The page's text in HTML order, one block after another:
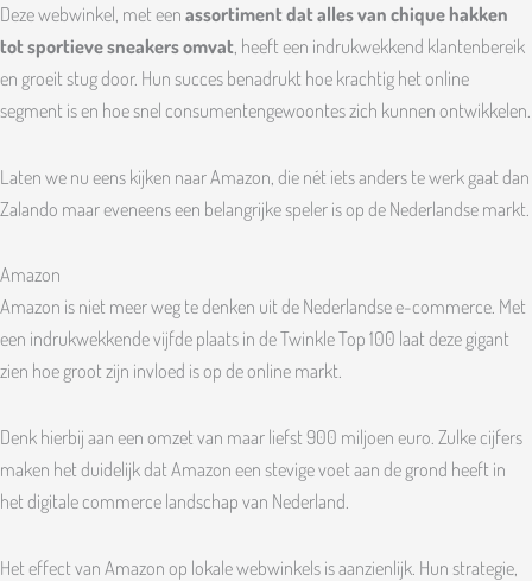
Deze webwinkel, met eenassortiment dat alles van chique hakken
tot sportieve sneakers omvat , heeft een indrukwekkend klantenbereik
en groeit stug door. Hun succes benadrukt hoe krachtig het online
segment is en hoe snel consumentengewoontes zich kunnen ontwikkelen.
Laten we nu eens kijken naar Amazon, die nét iets anders te werk gaat dan
Zalando maar eveneens een belangrijke speler is op de Nederlandse markt.
Amazon
Amazon is niet meer weg te denken uit de Nederlandse e-commerce. Met
een indrukwekkende vijfde plaats in de Twinkle Top 100 laat deze gigant
zien hoe groot zijn invloed is op de online markt.
Denk hierbij aan een omzet van maar liefst 900 miljoen euro. Zulke cijfers
maken het duidelijk dat Amazon een stevige voet aan de grond heeft in
het digitale commerce landschap van Nederland.
Het effect van Amazon op lokale webwinkels is aanzienlijk. Hun strategie,